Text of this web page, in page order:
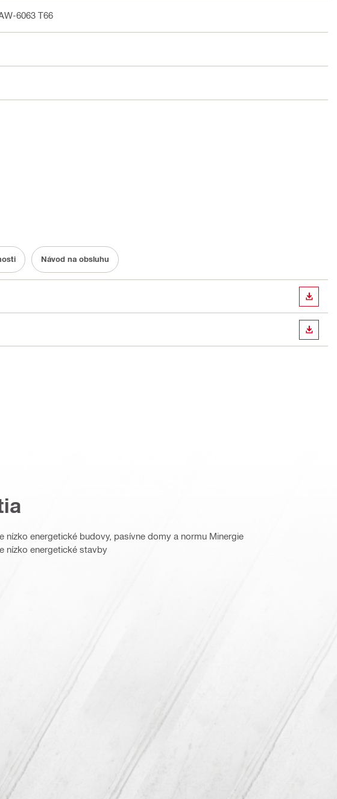
6063 T66
Návod na obsluhu
nízko energetické budovy, pasívne domy a normu Minergie
nízko energetické stavby